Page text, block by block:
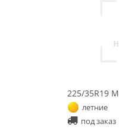
225/35R19
летние
под заказ